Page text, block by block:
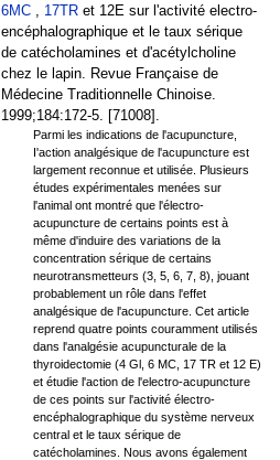
6MC
17TR et 12E sur l'activité electro-
encéphalographique et le taux sérique
de catécholamines et d'acétylcholine
chez le lapin. Revue Française de
Médecine Traditionnelle Chinoise.
1999;184:172-5. [71008].
Parmi les indications de l'acupuncture,
I'action analgésique de l'acupuncture est
largement reconnue et utilisée. Plusieurs
études expérimentales menées sur
l'animal ont montré que l'électro-
acupuncture de certains points est à
même d'induire des variations de la
concentration sérique de certains
neurotransmetteurs (3, 5, 6, 7, 8), jouant
probablement un rôle dans l'effet
analgésique de l'acupuncture. Cet article
reprend quatre points couramment utilisés
dans l'analgésie acupuncturale de la
thyroidectomie (4 Gl, 6 MC, 17 TR et 12 E)
et étudie l'action de l'electro-acupuncture
de ces points sur l'activité électro-
encéphalographique du système nerveux
central et le taux sérique de
catécholamines. Nous avons également